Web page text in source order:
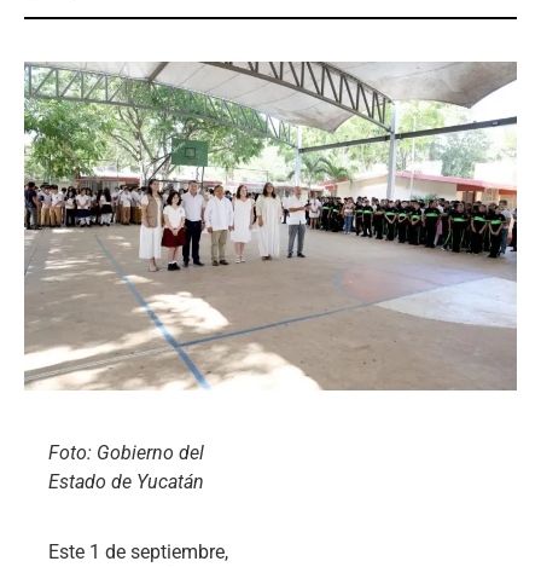
Foto: Gobierno del
Estado de Yucatán
Este 1 de septiembre,